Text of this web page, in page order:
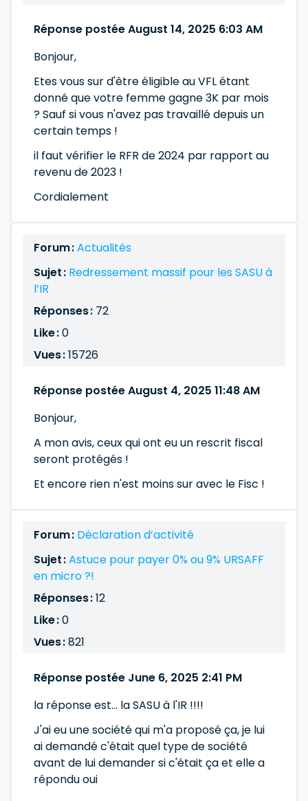
Réponse postée August 14, 2025 6:03 AM
Bonjour,
Etes vous sur d'être éligible au VFL étant
donné que votre femme gagne 3K par mois
? Sauf si vous n'avez pas travaillé depuis un
certain temps !
il faut vérifier le RFR de 2024 par rapport au
revenu de 2023 !
Cordialement
Forum :Actualités
Sujet : Redressement massif pour les SASU à
l’IR
Réponses : 72
Like :0
Vues :15726
Réponse postée August 4, 2025 11:48 AM
Bonjour,
A mon avis, ceux qui ont eu un rescrit fiscal
seront protégés !
Et encore rien n'est moins sur avec le Fisc !
Forum : Déclaration d’activité
Sujet :Astuce pour payer 0% ou 9% URSAFF
en micro ?!
Réponses :12
Like :0
Vues :821
Réponse postée June 6, 2025 2:41 PM
la réponse est... la SASU à l'IR !!!!
J'ai eu une société qui m'a proposé ça, je lui
ai demandé c'était quel type de société
avant de lui demander si c'était ça et elle a
répondu oui